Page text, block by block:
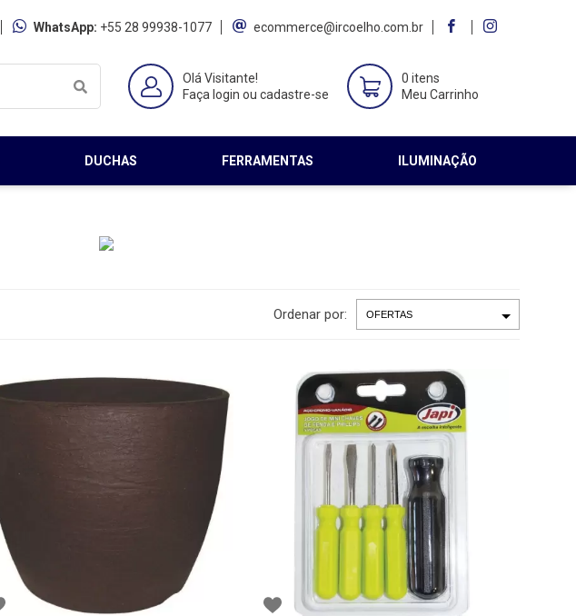
WhatsApp: +55 28 99938-1077 ecommerce@ircoelho.com.br
Olá Visitante!
Faça login ou cadastre-se
0 itens
Meu Carrinho
DUCHAS FERRAMENTAS ILUMINAÇÃO
Ordenar por: